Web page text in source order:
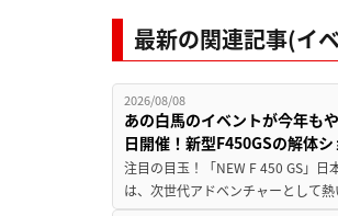
最新の関連記事(イ
2026/08/08
あの白馬のイベントが今年も
日開催！新型F450GSの解体
注目の目玉！「NEW F 450 GS」
は、次世代アドベンチャーとして